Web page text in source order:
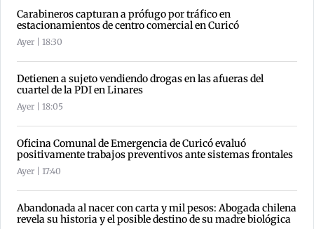
Carabineros capturan a prófugo por tráfico en
estacionamientos de centro comercial en Curicó
Ayer | 18:30
Detienen a sujeto vendiendo drogas en las afueras del
cuartel de la PDI en Linares
Ayer | 18:05
Oficina Comunal de Emergencia de Curicó evaluó
positivamente trabajos preventivos ante sistemas frontales
Ayer | 17:40
Abandonada al nacer con carta y mil pesos: Abogada chilena
revela su historia y el posible destino de su madre biológica